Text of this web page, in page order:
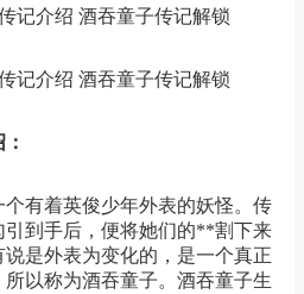
有着英俊少年外表的妖怪。传
到手后，便将她们的**割下来
是外表为变化的，是一个真正
以称为酒吞童子。酒吞童子生